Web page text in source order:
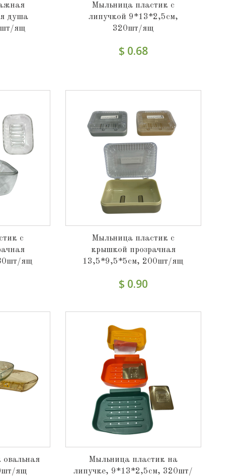
душа
ящ
Мыльница пластик с
липучкой 9*13*2,5см,
320шт/ящ
$ 0.68
с
ящ
Мыльница пластик с
крышкой прозрачная
13,5*9,5*5см, 200шт/ящ
$ 0.90
ящ
Мыльница пластик на
липучке, 9*13*2,5см, 320шт/